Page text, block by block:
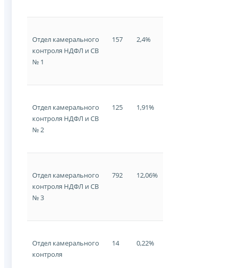
Отдел камерального
контроля НДФЛ и СВ
№ 1
157 2,4%
Отдел камерального
контроля НДФЛ и СВ
№ 2
125 1,91%
Отдел камерального
контроля НДФЛ и СВ
№ 3
792 12,06%
Отдел камерального
контроля
14 0,22%